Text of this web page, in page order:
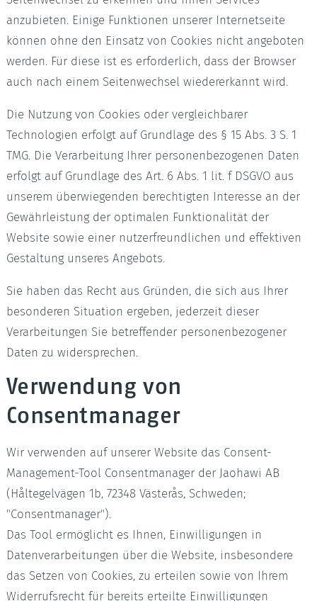
anzubieten. Einige Funktionen unserer Internetseite
können ohne den Einsatz von Cookies nicht angeboten
werden. Für diese ist es erforderlich, dass der Browser
auch nach einem Seitenwechsel wiedererkannt wird.
Die Nutzung von Cookies oder vergleichbarer
Technologien erfolgt auf Grundlage des § 15 Abs. 3 S. 1
TMG. Die Verarbeitung Ihrer personenbezogenen Daten
erfolgt auf Grundlage des Art. 6 Abs. 1 lit. f DSGVO aus
unserem überwiegenden berechtigten Interesse an der
Gewährleistung der optimalen Funktionalität der
Website sowie einer nutzerfreundlichen und effektiven
Gestaltung unseres Angebots.
Sie haben das Recht aus Gründen, die sich aus Ihrer
besonderen Situation ergeben, jederzeit dieser
Verarbeitungen Sie betreffender personenbezogener
Daten zu widersprechen.
Verwendung von
Consentmanager
Wir verwenden auf unserer Website das Consent-
Management-Tool Consentmanager der Jaohawi AB
(Håltegelvägen 1b, 72348 Västerås, Schweden;
"Consentmanager").
Das Tool ermöglicht es Ihnen, Einwilligungen in
Datenverarbeitungen über die Website, insbesondere
das Setzen von Cookies, zu erteilen sowie von Ihrem
Widerrufsrecht für bereits erteilte Einwilligungen